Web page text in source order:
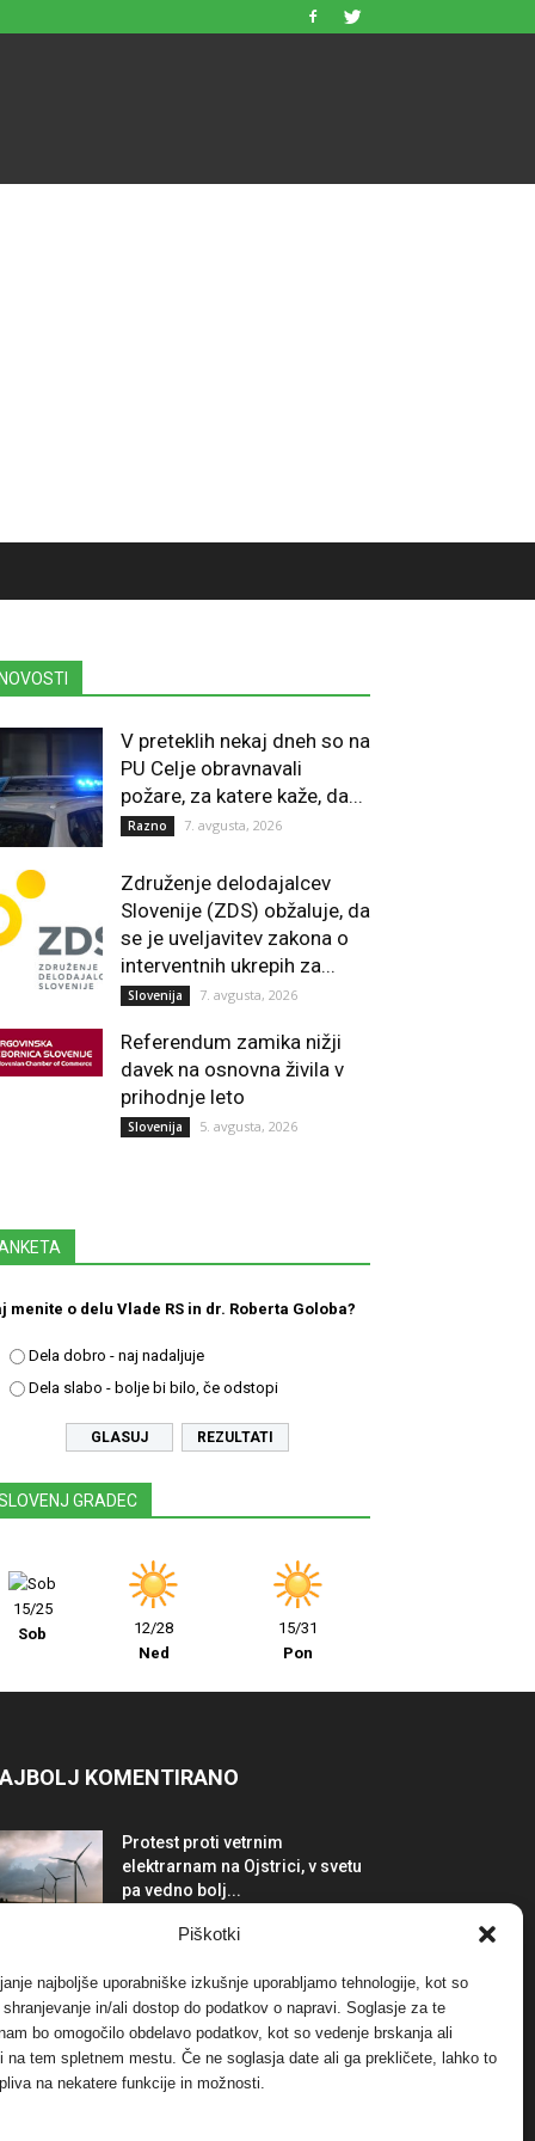
Piškotki
najboljše uporabniške izkušnje uporabljamo tehnologije, kot so
in/ali dostop do podatkov o napravi. Soglasje za te
bo omogočilo obdelavo podatkov, kot so vedenje brskanja ali
na tem spletnem mestu. Če ne soglasja date ali ga prekličete, lahko to
na nekatere funkcije in možnosti.
V preteklih nekaj dneh so na
PU Celje obravnavali
požare, za katere kaže, da...
Razno 7. avgusta, 2026
Združenje delodajalcev
Slovenije (ZDS) obžaluje, da
se je uveljavitev zakona o
interventnih ukrepih za...
Slovenija 7. avgusta, 2026
Referendum zamika nižji
davek na osnovna živila v
prihodnje leto
Slovenija 5. avgusta, 2026
menite o delu Vlade RS in dr. Roberta Goloba?
Dela dobro - naj nadaljuje
Dela slabo - bolje bi bilo, če odstopi
REZULTATI
GRADEC
15/25
Sob
12/28
Ned
15/31
Pon
KOMENTIRANO
Protest proti vetrnim
elektrarnam na Ojstrici, v svetu
pa vedno bolj...
elektrarnam Verbund
Dogodki 29. januarja, 2018
FOTO: Razstava cvetličarskega